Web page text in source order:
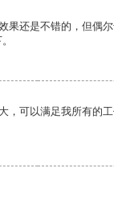
果还是不错的，但偶
，可以满足我所有的